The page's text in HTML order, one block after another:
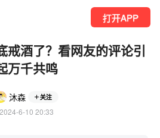
打开APP
戒酒了？看网友的评论引
万千共鸣
沐森 关注
2024-6-10 20:33